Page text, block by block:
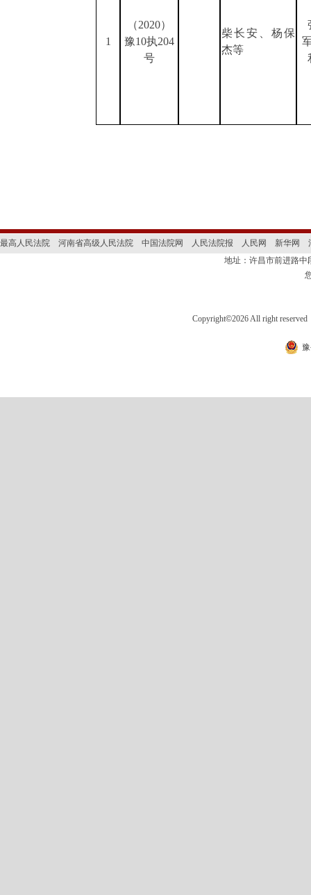
1
（2020）
豫10执 204
号
柴长安、杨保
杰等
最高人民法院 河南省高级人民法院 中国法院网 人民法院报 人民网 新华网
地址：许昌市前进路
Copyright©2026 All right